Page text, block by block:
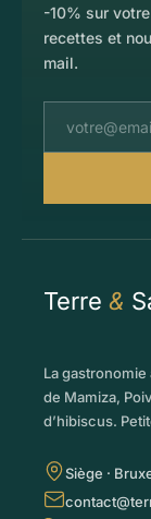
-10% sur
recettes et
mail.
Terre &
La
de Mamiza,
d’hibiscus.
Siège ·